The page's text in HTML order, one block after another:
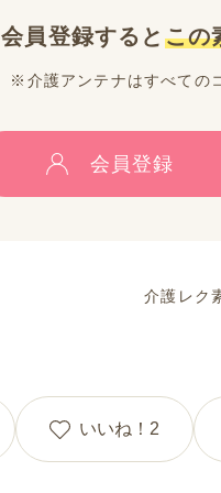
会員登録すると この
※介護アンテナはすべての
会員登録
介護レク
いいね！ 2